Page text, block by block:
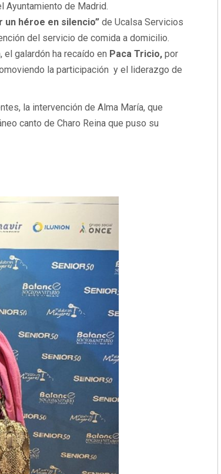
Ayuntamiento de Madrid.
un héroe en silencio” de Ucalsa Servicios
del servicio de comida a domicilio.
galardón ha recaído en Paca Tricio, por
la participación y el liderazgo de
la intervención de Alma María, que
canto de Charo Reina que puso su